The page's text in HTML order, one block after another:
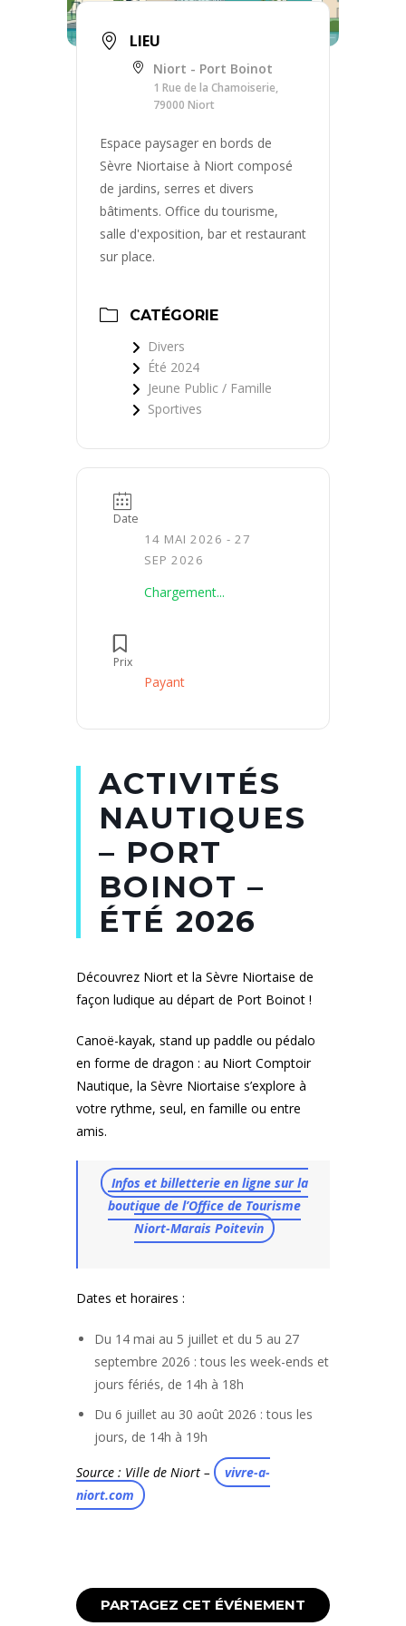
LIEU
Niort - Port Boinot
1 Rue de la Chamoiserie,
79000 Niort
Espace paysager en bords de
Sèvre Niortaise à Niort composé
de jardins, serres et divers
bâtiments. Office du tourisme,
salle d'exposition, bar et restaurant
sur place.
CATÉGORIE
Divers
Été 2024
Jeune Public / Famille
Sportives
Date
14 MAI 2026 - 27
SEP 2026
Chargement...
Prix
Payant
ACTIVITÉS
NAUTIQUES
– PORT
BOINOT –
ÉTÉ 2026
Découvrez Niort et la Sèvre Niortaise de
façon ludique au départ de Port Boinot !
Canoë-kayak, stand up paddle ou pédalo
en forme de dragon : au Niort Comptoir
Nautique, la Sèvre Niortaise s’explore à
votre rythme, seul, en famille ou entre
amis.
Infos et billetterie en ligne sur la
boutique de l’Office de Tourisme
Niort-Marais Poitevin
Dates et horaires :
Du 14 mai au 5 juillet et du 5 au 27
septembre 2026 : tous les week-ends et
jours fériés, de 14h à 18h
Du 6 juillet au 30 août 2026 : tous les
jours, de 14h à 19h
Source : Ville de Niort –
vivre-a-
niort.com
PARTAGEZ CET ÉVÉNEMENT